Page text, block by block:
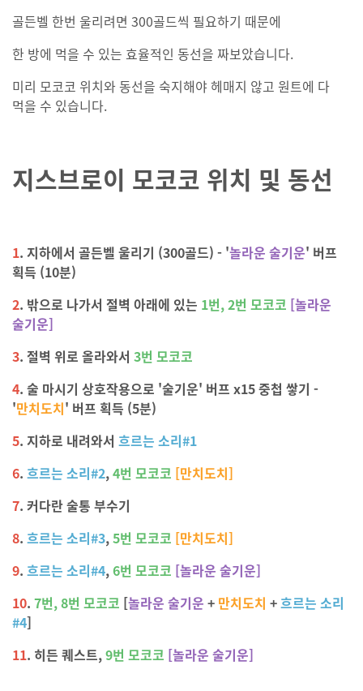
골든벨 한번 울리려면 300골드씩 필요하기 때문에
한 방에 먹을 수 있는 효율적인 동선을 짜보았습니다.
미리 모코코 위치와 동선을 숙지해야 헤매지 않고 원트에 다
먹을 수 있습니다.
지스브로이 모코코 위치 및 동선
1. 지하에서 골든벨 울리기 (300골드) - '놀라운 술기운' 버프
획득 (10분)
2. 밖으로 나가서 절벽 아래에 있는 1번, 2번 모코코 [놀라운
술기운]
3. 절벽 위로 올라와서 3번 모코코
4. 술 마시기 상호작용으로 '술기운' 버프 x15 중첩 쌓기 -
'만치도치' 버프 획득 (5분)
5. 지하로 내려와서 흐르는 소리#1
6. 흐르는 소리#2,4번 모코코 [만치도치]
7. 커다란 술통 부수기
8. 흐르는 소리#3,5번 모코코 [만치도치]
9. 흐르는 소리#4, 6번 모코코 [놀라운 술기운]
10. 7번, 8번 모코코 [놀라운 술기운 + 만치도치 +흐르는 소리
#4]
11. 히든 퀘스트,9번 모코코 [놀라운 술기운]